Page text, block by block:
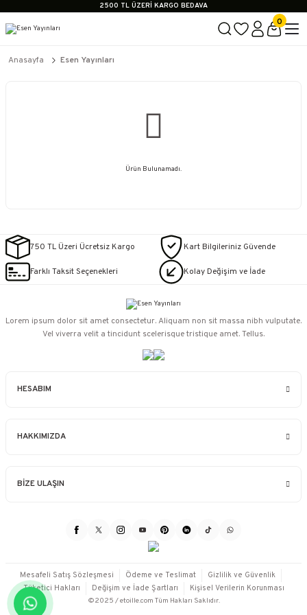
2500 TL ÜZERİ KARGO BEDAVA
2500 TL ÜZERİ KARGO BEDAVA
0
Anasayfa Esen Yayınları
Ürün Bulunamadı.
750 TL Üzeri Ücretsiz Kargo Kart Bilgileriniz Güvende
Farklı Taksit Seçenekleri Kolay Değişim ve İade
HESABIM
HAKKIMIZDA
BİZE ULAŞIN
Lorem ipsum dolor sit amet consectetur. Aliquam non sit massa nibh vulputate.
Vel viverra velit a tincidunt scelerisque tristique amet. Tellus.
©2025 / etoille.com Tüm Hakları Saklıdır.
Mesafeli Satış Sözleşmesi Ödeme ve Teslimat
Gizlilik ve Güvenlik
Tüketici Hakları
Değişim ve İade Şartları Kişisel Verilerin Korunması